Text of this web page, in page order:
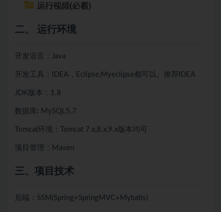
二、 运行环境
开发语言：Java
开发工具：IDEA，Eclipse,Myeclipse都可以。推荐IDEA
JDK版本：1.8
数据库: MySQL5.7
Tomcat环境：Tomcat 7.x,8.x,9.x版本均可
项目管理：Maven
三、项目技术
后端：SSM(Spring+SpringMVC+Mybatis)